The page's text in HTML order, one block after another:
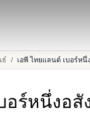
ธ์ /
อร์หนึ่งอ